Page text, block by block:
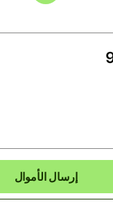
إرسال الأموال